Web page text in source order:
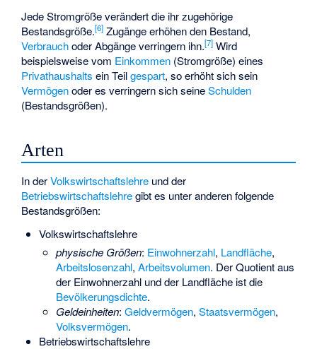
Jede Stromgröße verändert die ihr zugehörige
Bestandsgröße.[6] Zugänge erhöhen den Bestand,
Verbrauchoder Abgänge verringern ihn.[7] Wird
beispielsweise vom Einkommen (Stromgröße) eines
Privathaushalts ein Teilgespart, so erhöht sich sein
Vermögenoder es verringern sich seineSchulden
(Bestandsgrößen).
Arten
In derVolkswirtschaftslehre und der
Betriebswirtschaftslehregibt es unter anderen folgende
Bestandsgrößen:
Volkswirtschaftslehre
physische Größen: Einwohnerzahl, Landfläche,
Arbeitslosenzahl,Arbeitsvolumen. Der Quotient aus
der Einwohnerzahl und der Landfläche ist die
Bevölkerungsdichte.
Geldeinheiten:Geldvermögen,Staatsvermögen,
Volksvermögen.
Betriebswirtschaftslehre